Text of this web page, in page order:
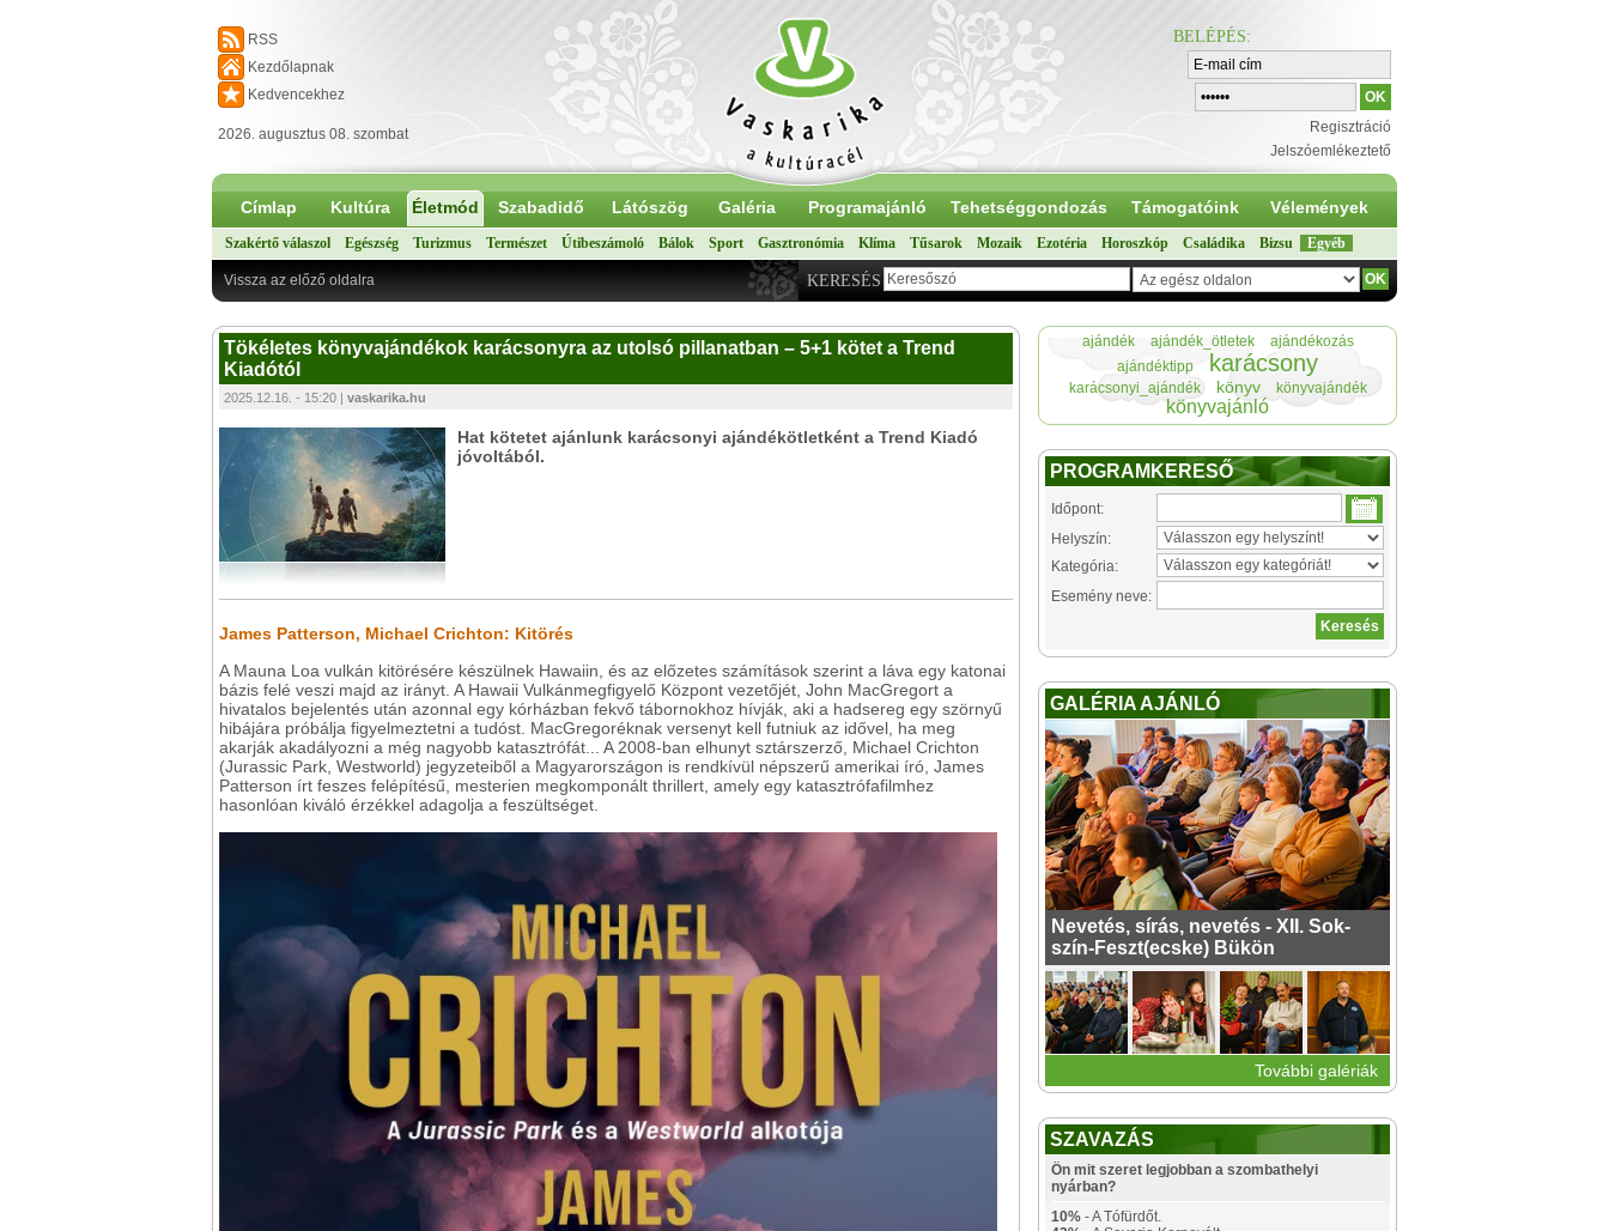
RSS
Kezdőlapnak
Kedvencekhez
2026. augusztus 08. szombat
BELÉPÉS:
Regisztráció
Jelszóemlékeztető
Címlap Kultúra Életmód Szabadidő Látószög Galéria Programajánló Tehetséggondozás Támogatóink Vélemények
Szakértő válaszol Egészség Turizmus Természet Útibeszámoló Bálok Sport Gasztronómia Klíma Tűsarok Mozaik Ezotéria Horoszkóp Családika Bizsu Egyéb
KERESÉS
Vissza az előző oldalra
Tökéletes könyvajándékok karácsonyra az utolsó pillanatban – 5+1 kötet a Trend
Kiadótól
2025.12.16. - 15:20 | vaskarika.hu
Hat kötetet ajánlunk karácsonyi ajándékötletként a Trend Kiadó
jóvoltából.
James Patterson, Michael Crichton: Kitörés
A Mauna Loa vulkán kitörésére készülnek Hawaiin, és az előzetes számítások szerint a láva egy katonai
bázis felé veszi majd az irányt. A Hawaii Vulkánmegfigyelő Központ vezetőjét, John MacGregort a
hivatalos bejelentés után azonnal egy kórházban fekvő tábornokhoz hívják, aki a hadsereg egy szörnyű
hibájára próbálja figyelmeztetni a tudóst. MacGregoréknak versenyt kell futniuk az idővel, ha meg
akarják akadályozni a még nagyobb katasztrófát... A 2008-ban elhunyt sztárszerző, Michael Crichton
(Jurassic Park, Westworld) jegyzeteiből a Magyarországon is rendkívül népszerű amerikai író, James
Patterson írt feszes felépítésű, mesterien megkomponált thrillert, amely egy katasztrófafilmhez
hasonlóan kiváló érzékkel adagolja a feszültséget.
ajándék ajándék_ötletek
ajándékozás
ajándéktipp
karácsony
karácsonyi_ajándék könyv könyvajándék
könyvajánló
PROGRAMKERESŐ
Időpont:
Helyszín:
Kategória:
Esemény neve:
GALÉRIA AJÁNLÓ
Nevetés, sírás, nevetés - XII. Sok-
szín-Feszt(ecske) Bükön
További galériák
SZAVAZÁS
Ön mit szeret legjobban a szombathelyi
nyárban?
10% - A Tófürdőt.